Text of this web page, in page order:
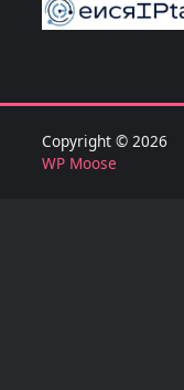
Copyright © 2026
WP Moose